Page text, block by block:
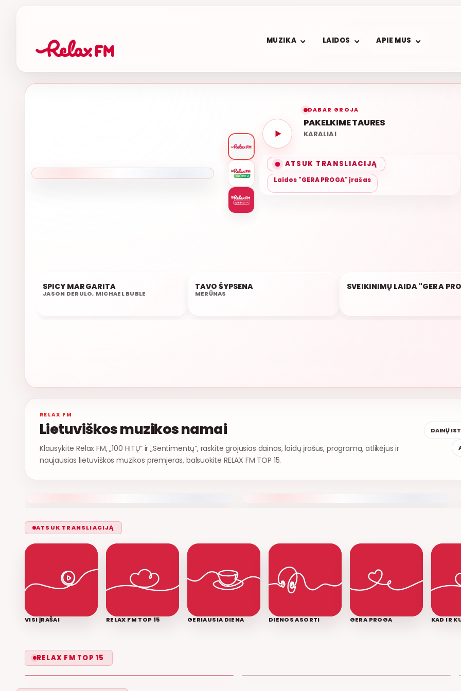
MUZIKA LAIDOS APIE MUS
DABAR GROJA
PAKELKIME TAURES
KARALIAI
ATSUK TRANSLIACIJĄ
Laidos "GERA PROGA" įrašas
19:34
SPICY MARGARITA
JASON DERULO, MICHAEL BUBLE
19:31
TAVO ŠYPSENA
MERŪNAS
19:29
SVEIKINIMŲ LAIDA "GERA
RELAX FM
Lietuviškos muzikos namai
Klausykite Relax FM, „100 HITŲ“ ir „Sentimentų“, raskite grojusias dainas, laidų įrašus, programą, atlikėjus ir
naujausias lietuviškos muzikos premjeras, balsuokite RELAX FM TOP 15.
DAINŲ
ATSUK TRANSLIACIJĄ
VISI ĮRAŠAI RELAX FM TOP 15 GERIAUSIA DIENA DIENOS ASORTI GERA PROGA KAD IR
RELAX FM TOP 15
LEISK PRIPAŽINTI
GRUPĖ 2